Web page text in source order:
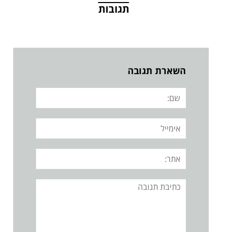
תגובות
השארת תגובה
שם:
אימייל
אתר:
תגובה